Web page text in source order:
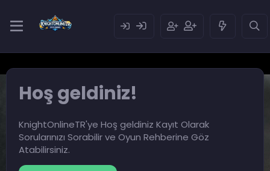
Hoş geldiniz!
KnightOnlineTR'ye Hoş geldiniz Kayıt Olarak
Sorularınızı Sorabilir ve Oyun Rehberine Göz
Atabilirsiniz.